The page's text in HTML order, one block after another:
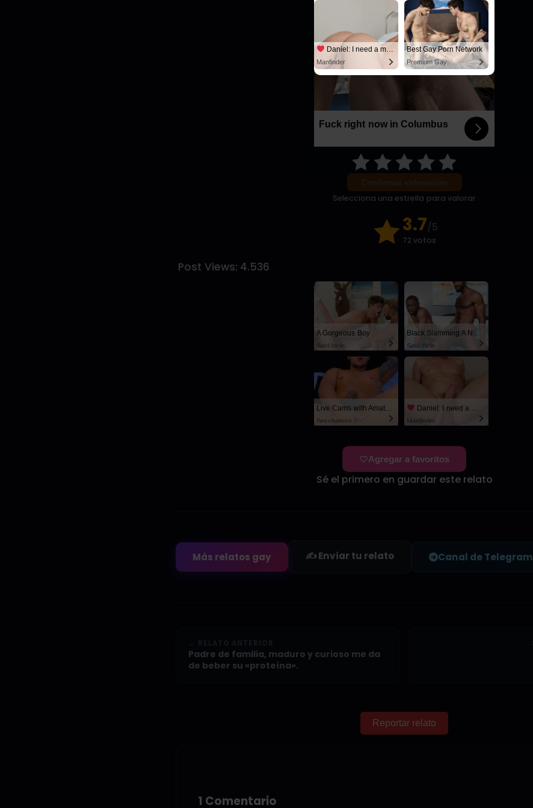
Fuck right now in Columbus
Selecciona una estrella para valorar
3.7/5
72 votos
Post Views: 4.536
A Gorgeous Boy
SayUncle SayUncle
Sexchatters
Daniel: I need a man for a spicy night...
Manfinder
Agregar a favoritos
Sé el primero en guardar este relato
Más relatos gay ✍️ Enviar tu relato Canal de Telegram
Padre de familia, maduro y curioso me da
de beber su «proteína».
Reportar relato
1 Comentario
Daniel: I need a man for a spicy night...
Manfinder
Best Gay Porn Network
Premium Gay